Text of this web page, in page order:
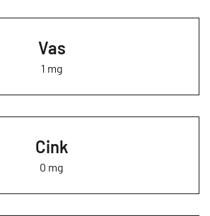
Vas
1 mg
Cink
0 mg